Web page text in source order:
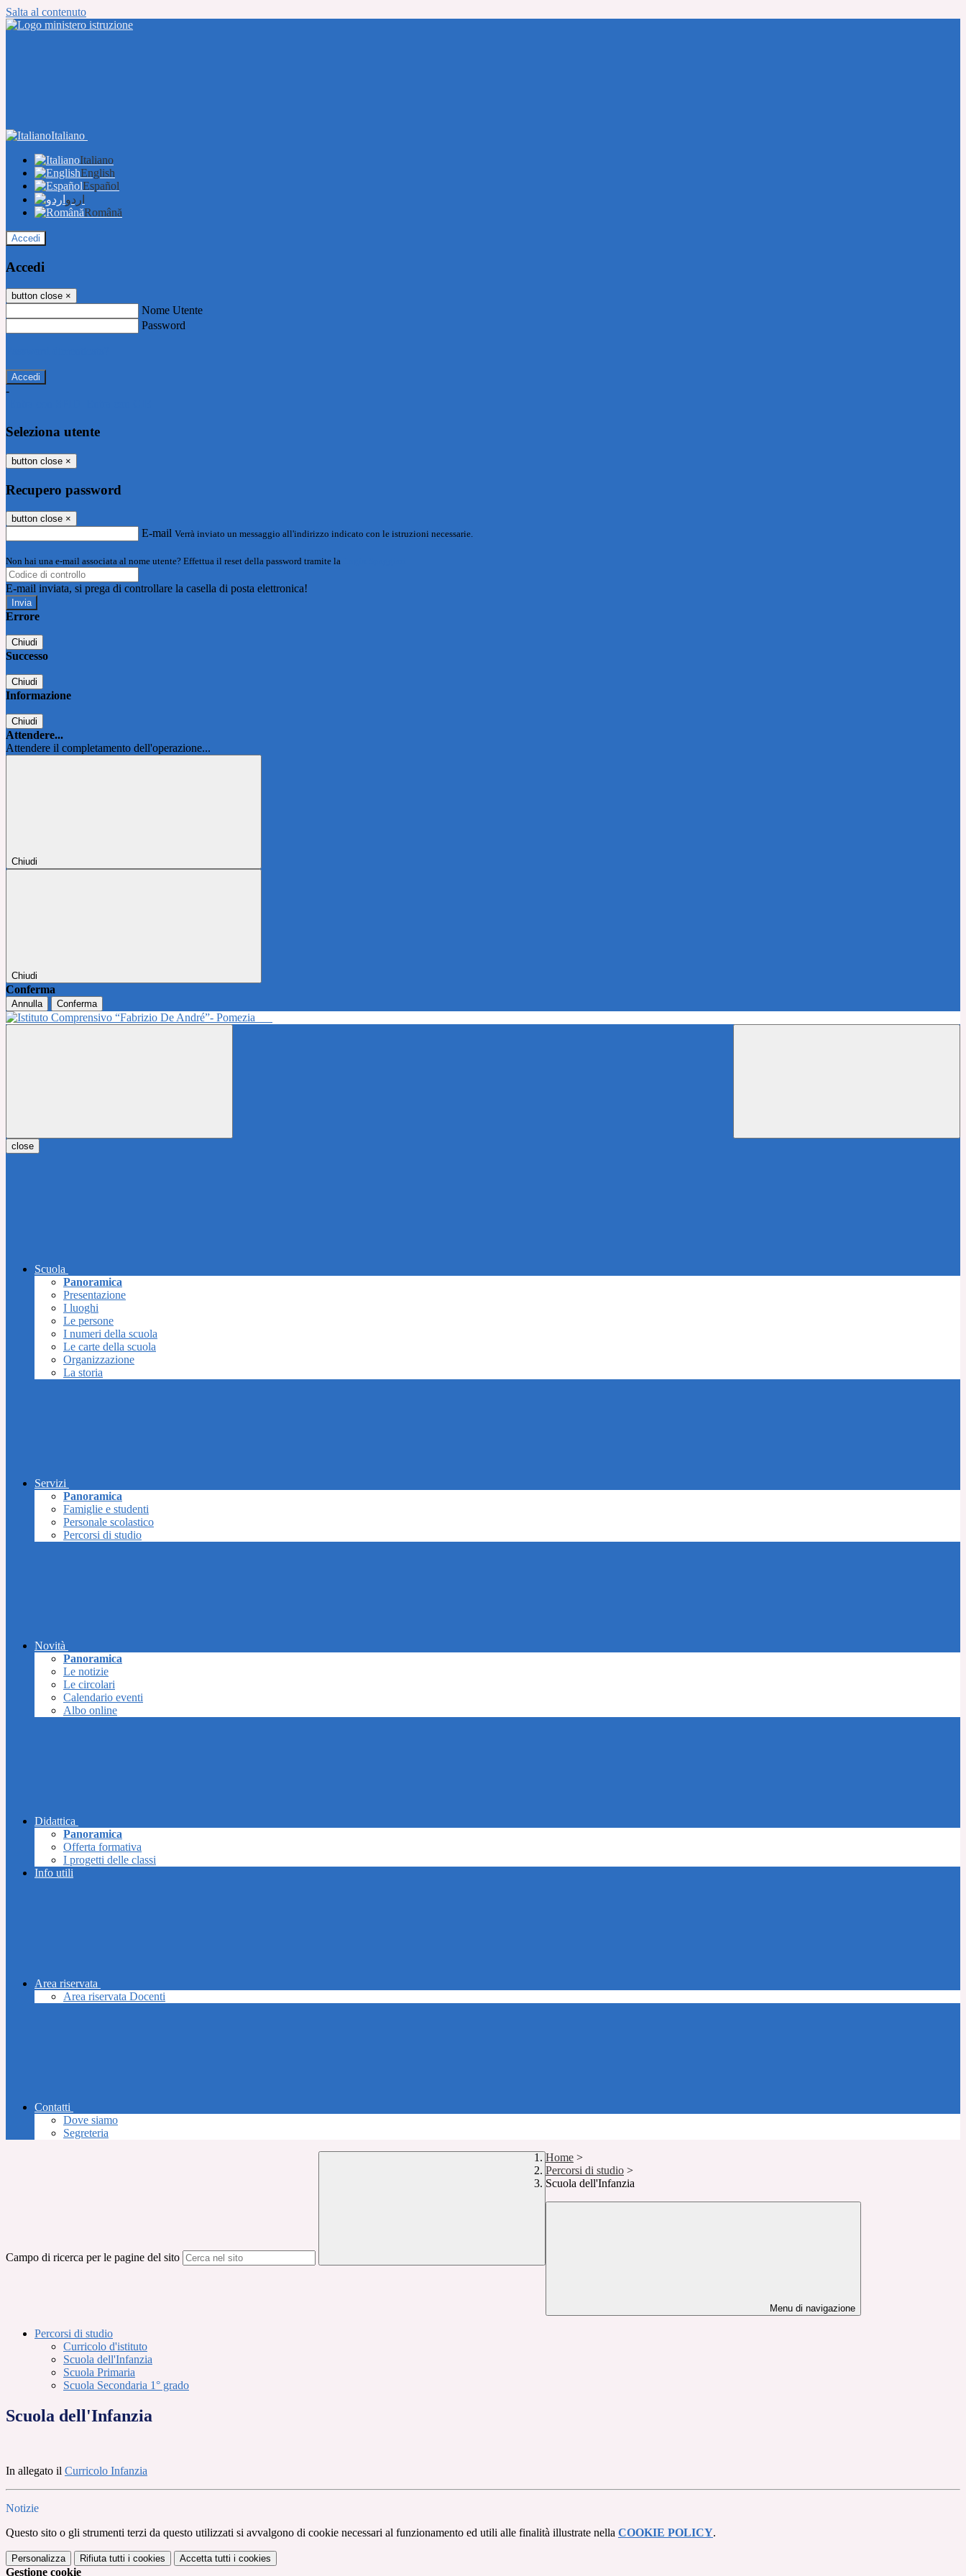
Salta al contenuto
Italiano
Italiano
English
Español
اردو
Română
Accedi
Accedi
button close ×
Nome Utente
Password
-
Seleziona utente
button close ×
Recupero password
button close ×
E-mail Verrà inviato un messaggio all'indirizzo indicato con le istruzioni necessarie.
Non hai una e-mail associata al nome utente? Effettua il reset della password tramite la
E-mail inviata, si prega di controllare la casella di posta elettronica!
Errore
Chiudi
Successo
Chiudi
Informazione
Chiudi
Attendere...
Attendere il completamento dell'operazione...
Chiudi
Chiudi
Conferma
Annulla Conferma
close
Scuola
Panoramica
Presentazione
I luoghi
Le persone
I numeri della scuola
Le carte della scuola
Organizzazione
La storia
Servizi
Panoramica
Famiglie e studenti
Personale scolastico
Percorsi di studio
Novità
Panoramica
Le notizie
Le circolari
Calendario eventi
Albo online
Didattica
Panoramica
Offerta formativa
I progetti delle classi
Info utili
Area riservata
Area riservata Docenti
Contatti
Dove siamo
Segreteria
Campo di ricerca per le pagine del sito
Home >
Percorsi di studio >
Scuola dell'Infanzia
Menu di navigazione
Percorsi di studio
Curricolo d'istituto
Scuola dell'Infanzia
Scuola Primaria
Scuola Secondaria 1° grado
Scuola dell'Infanzia
In allegato il Curricolo Infanzia
Notizie
Questo sito o gli strumenti terzi da questo utilizzati si avvalgono di cookie necessari al funzionamento ed utili alle finalità illustrate nella COOKIE POLICY.
Personalizza Rifiuta tutti i cookies Accetta tutti i cookies
Gestione cookie